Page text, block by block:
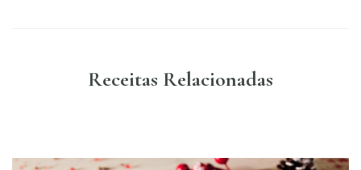
Receitas Relacionadas